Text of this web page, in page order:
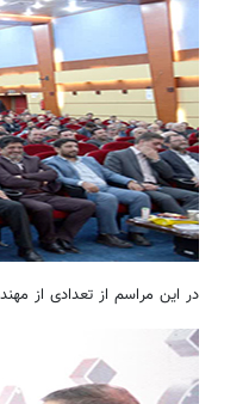
در این مراسم از تعدادی از